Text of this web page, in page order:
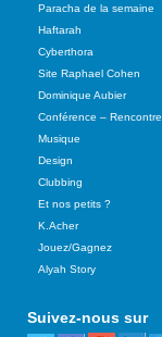
Paracha de la semaine
Haftarah
Cyberthora
Site Raphael Cohen
Dominique Aubier
Conférence – Rencontre
Musique
Design
Clubbing
Et nos petits ?
K.Acher
Jouez/Gagnez
Alyah Story
Suivez-nous sur